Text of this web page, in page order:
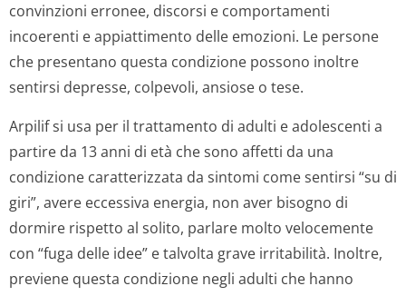
convinzioni erronee, discorsi e comportamenti
incoerenti e appiattimento delle emozioni. Le persone
che presentano questa condizione possono inoltre
sentirsi depresse, colpevoli, ansiose o tese.
Arpilif si usa per il trattamento di adulti e adolescenti a
partire da 13 anni di età che sono affetti da una
condizione caratterizzata da sintomi come sentirsi “su di
giri”, avere eccessiva energia, non aver bisogno di
dormire rispetto al solito, parlare molto velocemente
con “fuga delle idee” e talvolta grave irritabilità. Inoltre,
previene questa condizione negli adulti che hanno